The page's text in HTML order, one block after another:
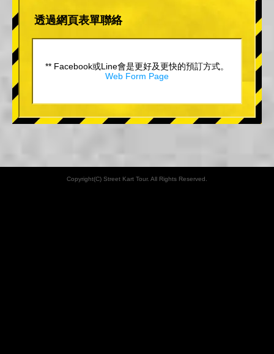
透過網頁表單聯絡
** Facebook或Line會是更好及更快的預訂方式。
Web Form Page
Copyright(C) Street Kart Tour. All Rights Reserved.